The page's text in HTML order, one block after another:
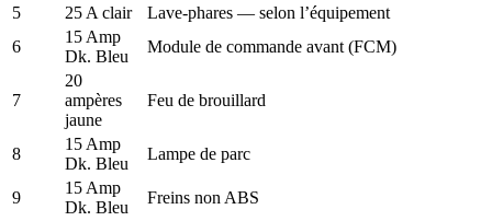
5 25 A clair
Lave-phares — selon l’équipement
6
15 Amp
Dk. Bleu
Module de commande avant (FCM)
7
20
ampères
jaune
Feu de brouillard
8
15 Amp
Dk. Bleu
Lampe de parc
9
15 Amp
Dk. Bleu
Freins non ABS